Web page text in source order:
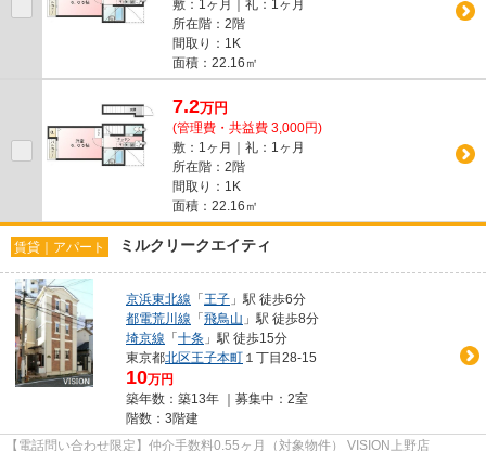
敷：1ヶ月｜礼：1ヶ月
所在階：2階
間取り：1K
面積：22.16㎡
7.2万円
(管理費・共益費 3,000円)
敷：1ヶ月｜礼：1ヶ月
所在階：2階
間取り：1K
面積：22.16㎡
賃貸｜アパート ミルクリークエイティ
京浜東北線 「王子 」駅 徒歩6分
都電荒川線 「飛鳥山 」駅 徒歩8分
埼京線 「十条 」駅 徒歩15分
東京都北区王子本町 １丁目28-15
10万円
築年数：築13年 ｜募集中： 2室
階数：3階建
【電話問い合わせ限定】仲介手数料0.55ヶ月（対象物件） VISION上野店